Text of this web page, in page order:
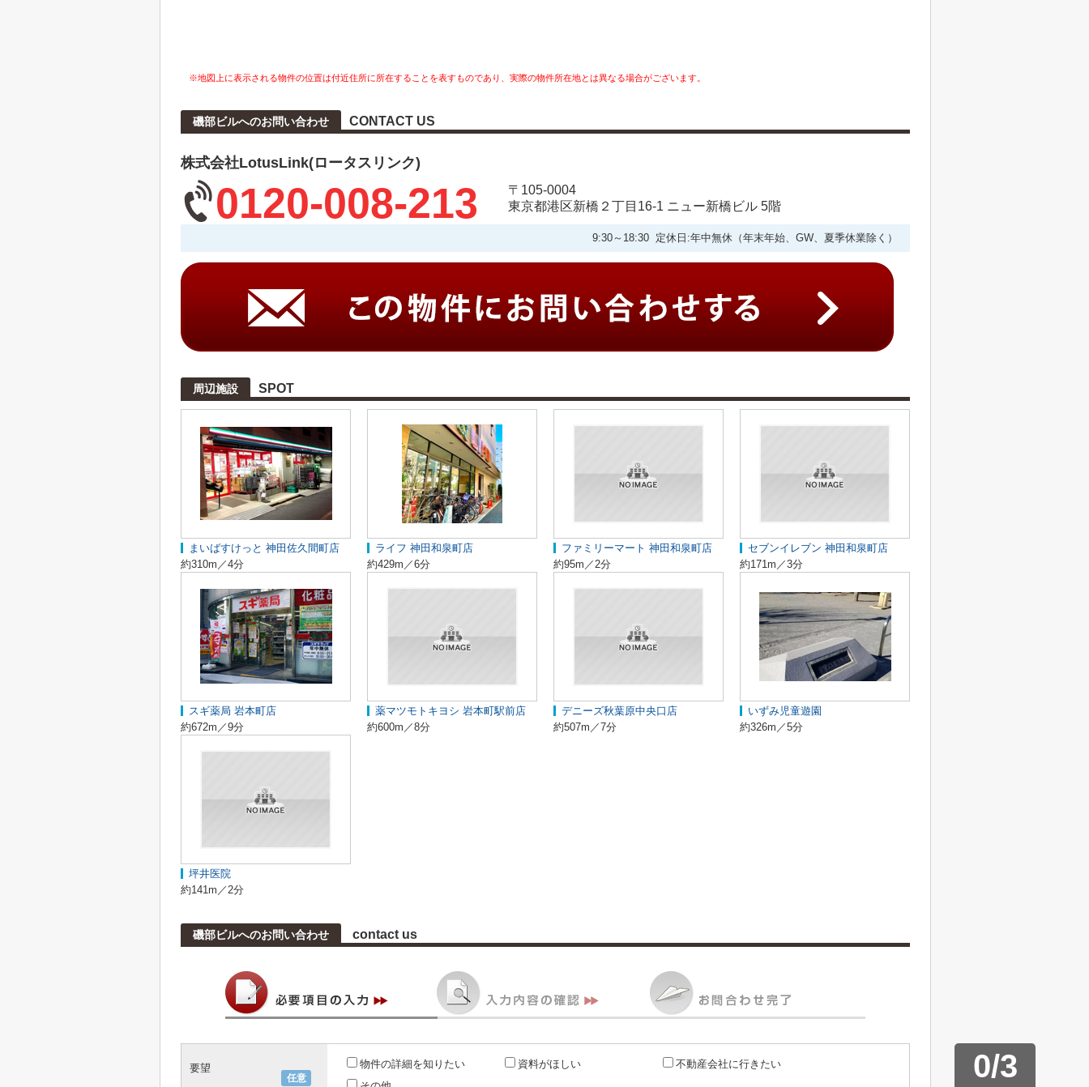
※地図上に表示される物件の位置は付近住所に所在することを表すものであり、実際の物件所在地とは異なる場合がございます。
磯部ビルへのお問い合わせ CONTACT US
株式会社LotusLink(ロータスリンク)
0120-008-213
〒105-0004
東京都港区新橋２丁目16-1 ニュー新橋ビル 5階
9:30～18:30 定休日:年中無休（年末年始、GW、夏季休業除く）
周辺施設 SPOT
まいばすけっと 神田佐久間町店
約310m／4分
ライフ 神田和泉町店
約429m／6分
ファミリーマート 神田和泉町店
約95m／2分
セブンイレブン 神田和泉町店
約171m／3分
スギ薬局 岩本町店
約672m／9分
薬マツモトキヨシ 岩本町駅前店
約600m／8分
デニーズ秋葉原中央口店
約507m／7分
いずみ児童遊園
約326m／5分
坪井医院
約141m／2分
磯部ビルへのお問い合わせ contact us
0/3
任意
要望 物件の詳細を知りたい 資料がほしい
不動産会社に行きたい